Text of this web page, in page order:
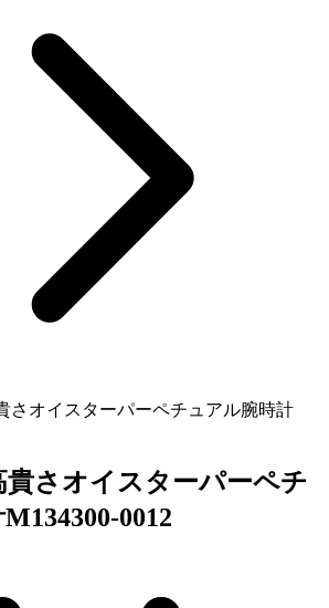
さオイスターパーペチュアル腕時計
貴さオイスターパーペチ
0012